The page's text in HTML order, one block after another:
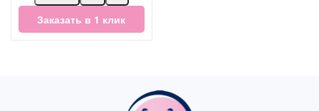
Заказать в 1 клик